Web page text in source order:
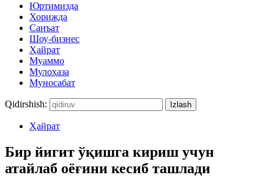
Юртимизда
Хорижда
Санъат
Шоу-бизнес
Ҳайрат
Муаммо
Мулоҳаза
Муносабат
Qidirshish:
Ҳайрат
Бир йигит ўқишга кириш учун
атайлаб оёғини кесиб ташлади